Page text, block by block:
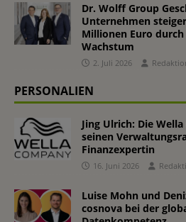
Dr. Wolff Group
Unternehmen
Millionen Euro
Wachstum
2. Juli 2026
PERSONALIEN
Jing Ulrich: Die
seinen
Finanzexpertin
16. Juni 2026
Luise Mohn und
cosnova bei der